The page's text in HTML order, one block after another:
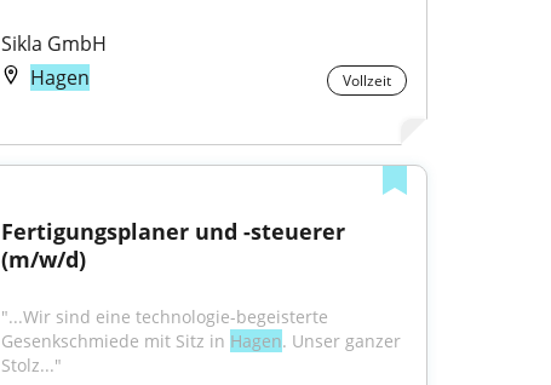
Sikla GmbH
Hagen
Vollzeit
Fertigungsplaner und -steuerer
(m/w/d)
"...Wir sind eine technologie-begeisterte
Gesenkschmiede mit Sitz in Hagen. Unser ganzer
Stolz..."